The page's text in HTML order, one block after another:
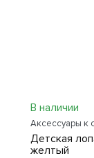
В наличии
Аксессуары к
Детская
желтый